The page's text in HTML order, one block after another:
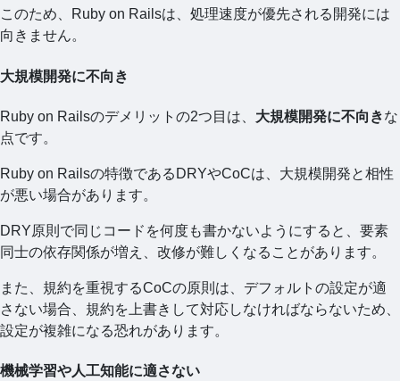
このため、Ruby on Railsは、処理速度が優先される開発には
向きません。
大規模開発に不向き
Ruby on Railsのデメリットの2つ目は、 大規模開発に不向きな
点です。
Ruby on Railsの特徴であるDRYやCoCは、大規模開発と相性
が悪い場合があります。
DRY原則で同じコードを何度も書かないようにすると、要素
同士の依存関係が増え、改修が難しくなることがあります。
また、規約を重視するCoCの原則は、デフォルトの設定が適
さない場合、規約を上書きして対応しなければならないため、
設定が複雑になる恐れがあります。
機械学習や人工知能に適さない